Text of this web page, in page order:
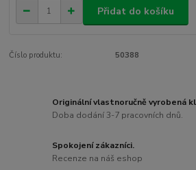
Přidat do košíku
Číslo produktu: 50388
Originální vlastnoručně vyrobená
Doba dodání 3-7 pracovních dnů.
Spokojení zákazníci.
Recenze na náš eshop